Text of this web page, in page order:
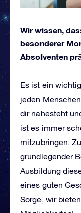
Wir wissen,
besonderer
Absolventen
Es ist ein
jeden
dir nahesteht
ist es immer
mitzubringen.
grundlegender
Ausbildung
eines guten
Sorge, wir